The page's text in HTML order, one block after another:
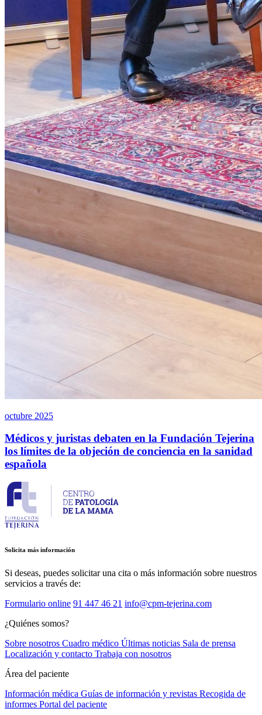
octubre 2025
Médicos y juristas debaten en la Fundación Tejerina
los límites de la objeción de conciencia en la sanidad
española
Solicita más información
Si deseas, puedes solicitar una cita o más información sobre nuestros
servicios a través de:
Formulario online 91 447 46 21 info@cpm-tejerina.com
¿Quiénes somos?
Sobre nosotros Cuadro médico Últimas noticias Sala de prensa
Localización y contacto Trabaja con nosotros
Área del paciente
Información médica Guías de información y revistas Recogida de
informes Portal del paciente